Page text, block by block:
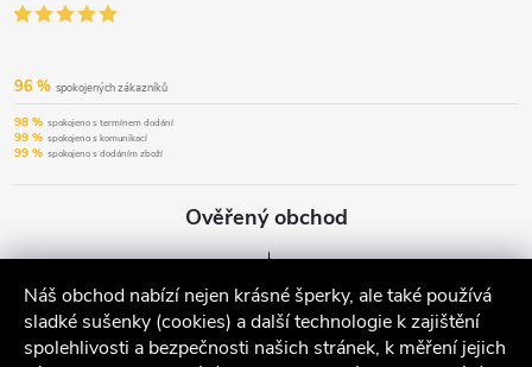
Náš obchod nabízí nejen krásné šperky, ale také používá
sladké sušenky (cookies) a další technologie k zajištění
spolehlivosti a bezpečnosti našich stránek, k měření jejich
96 % spokojených zákazníků
98 % spokojeno s termínem dodání
99 % spokojeno s komunikací
99 % spokojeno s dodáním zboží
Ověřený obchod